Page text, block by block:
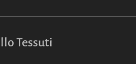
Tessuti